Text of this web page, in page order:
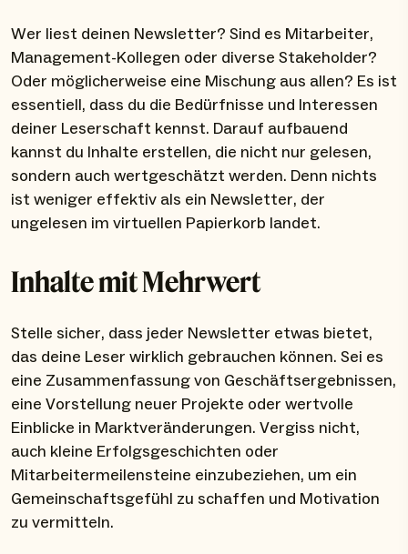
Wer liest deinen Newsletter? Sind es Mitarbeiter,
Management-Kollegen oder diverse Stakeholder?
Oder möglicherweise eine Mischung aus allen? Es ist
essentiell, dass du die Bedürfnisse und Interessen
deiner Leserschaft kennst. Darauf aufbauend
kannst du Inhalte erstellen, die nicht nur gelesen,
sondern auch wertgeschätzt werden. Denn nichts
ist weniger effektiv als ein Newsletter, der
ungelesen im virtuellen Papierkorb landet.
Inhalte mit Mehrwert
Stelle sicher, dass jeder Newsletter etwas bietet,
das deine Leser wirklich gebrauchen können. Sei es
eine Zusammenfassung von Geschäftsergebnissen,
eine Vorstellung neuer Projekte oder wertvolle
Einblicke in Marktveränderungen. Vergiss nicht,
auch kleine Erfolgsgeschichten oder
Mitarbeitermeilensteine einzubeziehen, um ein
Gemeinschaftsgefühl zu schaffen und Motivation
zu vermitteln.